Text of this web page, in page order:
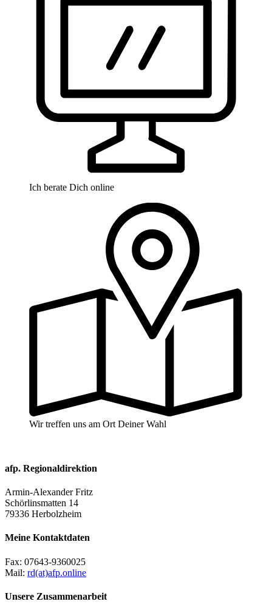
Ich berate Dich online
Wir treffen uns am Ort Deiner Wahl
afp. Regionaldirektion
Armin-Alexander Fritz
Schörlinsmatten 14
79336 Herbolzheim
Meine Kontaktdaten
Fax: 07643-9360025
Mail: rd(at)afp.online
Unsere Zusammenarbeit